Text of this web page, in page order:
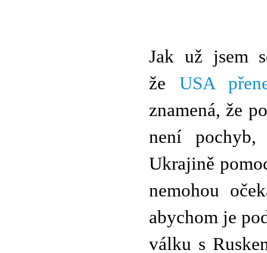
Jak už jsem
žeUSA
znamená, že
není
Ukrajině
nemohou
abychom je
válku s